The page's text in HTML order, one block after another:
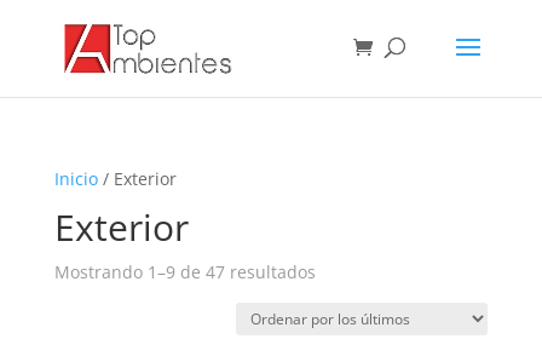
Inicio/ Exterior
Exterior
Mostrando 1–9 de 47 resultadosOrdenado
los